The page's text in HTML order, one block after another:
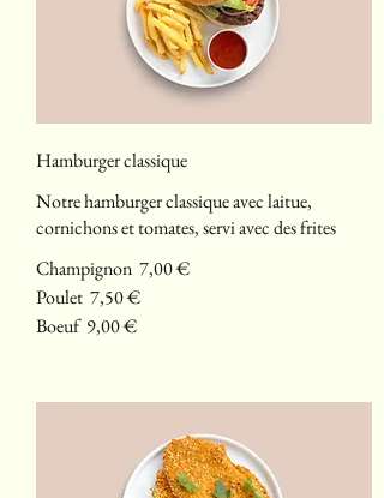
Hamburger classique
Notre hamburger classique avec laitue,
cornichons et tomates, servi avec des frites
Champignon 7,00 €
Poulet 7,50 €
Boeuf 9,00 €